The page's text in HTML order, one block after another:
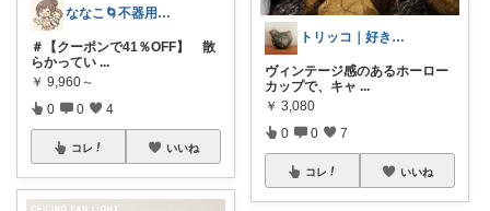
ななこ🌀不器用ママ￤家事＆育児グッズ
＃【クーポンで41％OFF】 散
らかってい ...
￥ 9,960～
0 0 4
コレ いいね
トリッコ｜好きな雑貨・インテリア
ヴィンテージ感のあるホーロー
カップで、キャ ...
￥ 3,080
0 0 7
コレ いいね